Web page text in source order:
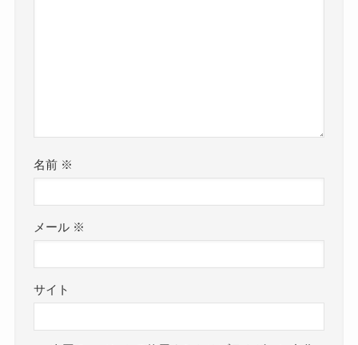
名前 ※
メール ※
サイト